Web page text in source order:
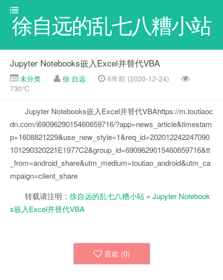
徐自远的乱七八糟小站
Jupyter Notebooks嵌入Excel并替代VBA
未分类 徐 自远
6年前 (2020-12-24)
730℃
Jupyter Notebooks嵌入Excel并替代VBAhttps://m.toutiaoc
dn.com/i6909629015460659716/?app=news_article&timestam
p=1608821229&use_new_style=1&req_id=202012242247090
101290320221E1977C2&group_id=6909629015460659716&tt
_from=android_share&utm_medium=toutiao_android&utm_ca
mpaign=client_share
转载请注明： 徐自远的乱七八糟小站 » Jupyter Notebook
s嵌入Excel并替代VBA
喜欢 (0)